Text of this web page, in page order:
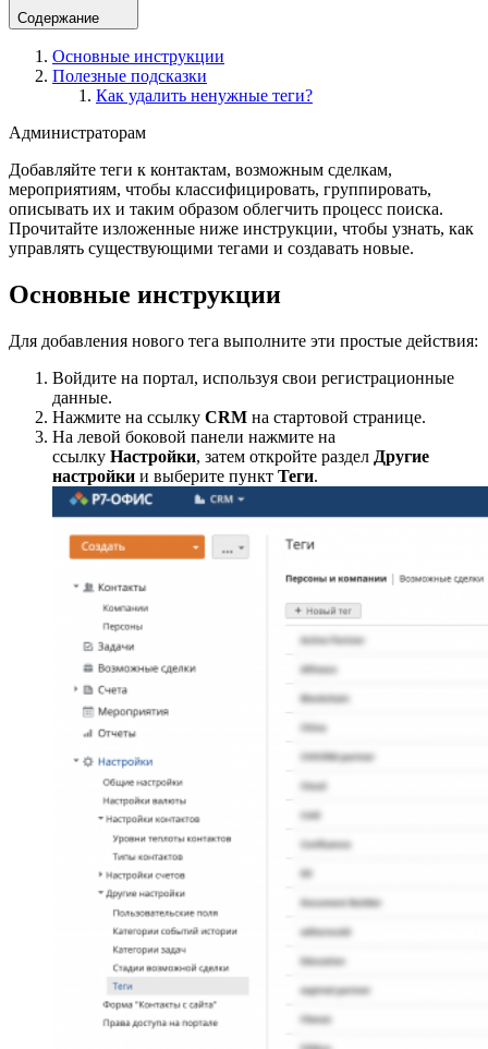
Содержание
Основные инструкции
Полезные подсказки
Как удалить ненужные теги?
Администраторам
Добавляйте теги к контактам, возможным сделкам,
мероприятиям, чтобы классифицировать, группировать,
описывать их и таким образом облегчить процесс поиска.
Прочитайте изложенные ниже инструкции, чтобы узнать, как
управлять существующими тегами и создавать новые.
Основные инструкции
Для добавления нового тега выполните эти простые действия:
Войдите на портал, используя свои регистрационные
данные.
Нажмите на ссылку CRM на стартовой странице.
На левой боковой панели нажмите на
ссылку Настройки, затем откройте раздел Другие
настройки и выберите пункт Теги.